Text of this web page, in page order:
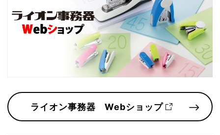
ライオン事務器 Webショップ